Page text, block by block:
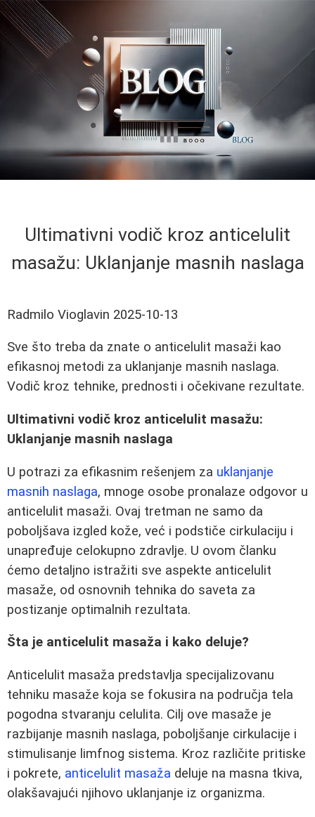
Ultimativni vodič kroz anticelulit
masažu: Uklanjanje masnih naslaga
Radmilo Vioglavin 2025-10-13
Sve što treba da znate o anticelulit masaži kao
efikasnoj metodi za uklanjanje masnih naslaga.
Vodič kroz tehnike, prednosti i očekivane rezultate.
Ultimativni vodič kroz anticelulit masažu:
Uklanjanje masnih naslaga
U potrazi za efikasnim rešenjem za uklanjanje
masnih naslaga, mnoge osobe pronalaze odgovor u
anticelulit masaži. Ovaj tretman ne samo da
poboljšava izgled kože, već i podstiče cirkulaciju i
unapređuje celokupno zdravlje. U ovom članku
ćemo detaljno istražiti sve aspekte anticelulit
masaže, od osnovnih tehnika do saveta za
postizanje optimalnih rezultata.
Šta je anticelulit masaža i kako deluje?
Anticelulit masaža predstavlja specijalizovanu
tehniku masaže koja se fokusira na područja tela
pogodna stvaranju celulita. Cilj ove masaže je
razbijanje masnih naslaga, poboljšanje cirkulacije i
stimulisanje limfnog sistema. Kroz različite pritiske
i pokrete, anticelulit masaža deluje na masna tkiva,
olakšavajući njihovo uklanjanje iz organizma.